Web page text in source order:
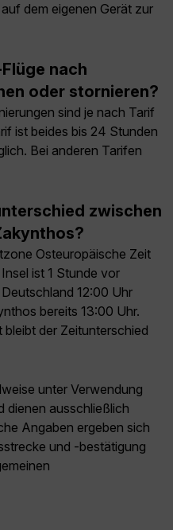
dem eigenen Gerät zur
nach
oder stornieren?
sind je nach Tarif
ist beides bis 24 Stunden
Bei anderen Tarifen
zwischen
Osteuropäische Zeit
ist 1 Stunde vor
12:00 Uhr
bereits 13:00 Uhr.
der Zeitunterschied
unter Verwendung
dienen ausschließlich
Angaben ergeben sich
und -bestätigung